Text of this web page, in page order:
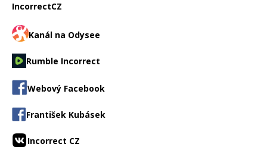
IncorrectCZ
Kanál na Odysee
Rumble Incorrect
Webový Facebook
František Kubásek
Incorrect CZ